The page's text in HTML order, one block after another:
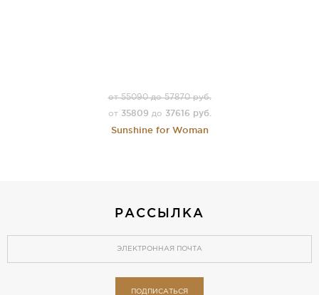
от 55090 до 57870 руб.
от 35809 до 37616 руб.
Sunshine for Woman
РАССЫЛКА
ПОДПИСАТЬСЯ